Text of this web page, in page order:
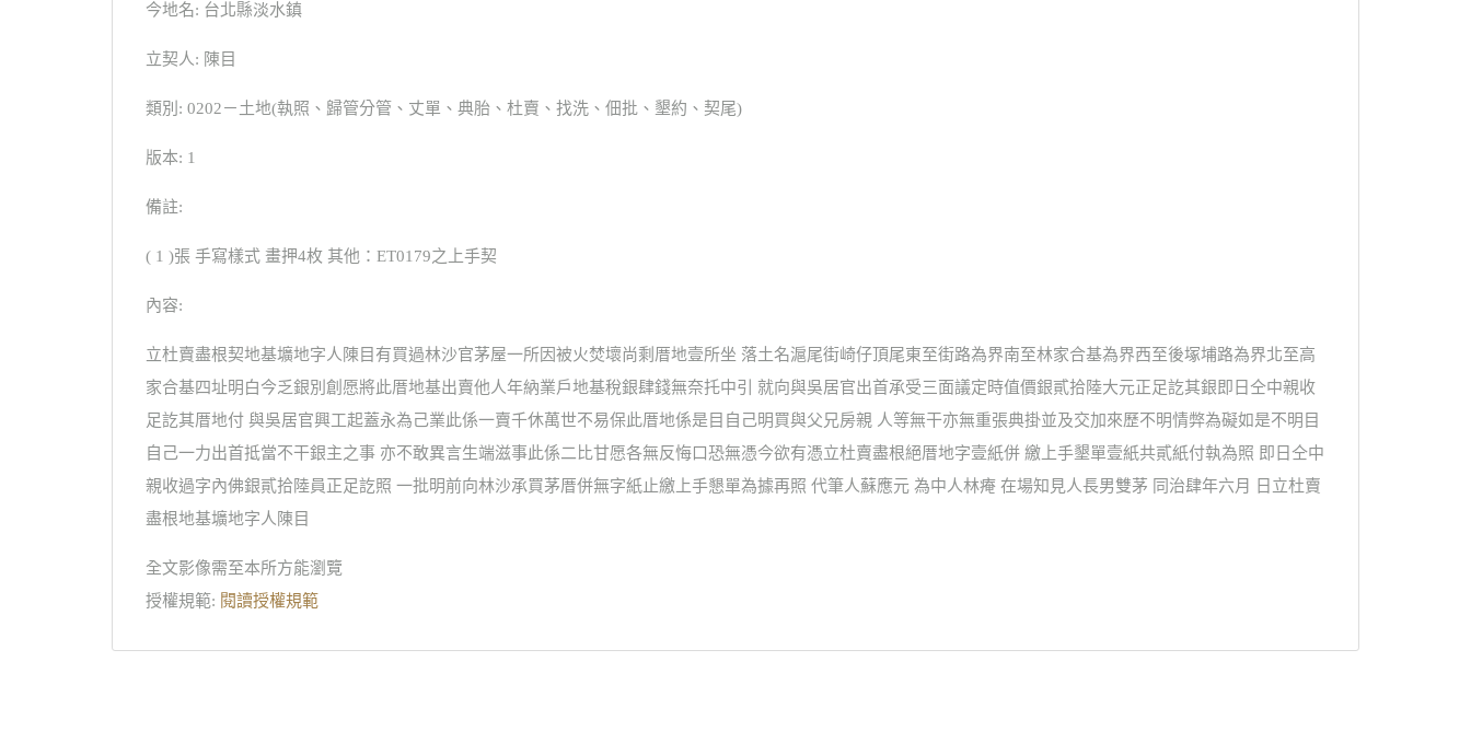
今地名: 台北縣淡水鎮
立契人: 陳目
類別: 0202－土地(執照、歸管分管、丈單、典胎、杜賣、找洗、佃批、墾約、契尾)
版本: 1
備註:
( 1 )張 手寫樣式 畫押4枚 其他：ET0179之上手契
內容:
立杜賣盡根契地基壙地字人陳目有買過林沙官茅屋一所因被火焚壞尚剩厝地壹所坐 落土名滬尾街崎仔頂尾東至街路為界南至林家合基為界西至後塚埔路為界北至高
家合基四址明白今乏銀別創愿將此厝地基出賣他人年納業戶地基稅銀肆錢無奈托中引 就向與吳居官出首承受三面議定時值價銀貳拾陸大元正足訖其銀即日仝中親收
足訖其厝地付 與吳居官興工起蓋永為己業此係一賣千休萬世不易保此厝地係是目自己明買與父兄房親 人等無干亦無重張典掛並及交加來歷不明情弊為礙如是不明目
自己一力出首抵當不干銀主之事 亦不敢異言生端滋事此係二比甘愿各無反悔口恐無憑今欲有憑立杜賣盡根絕厝地字壹紙併 繳上手墾單壹紙共貳紙付執為照 即日仝中
親收過字內佛銀貳拾陸員正足訖照 一批明前向林沙承買茅厝併無字紙止繳上手懇單為據再照 代筆人蘇應元 為中人林痷 在場知見人長男雙茅 同治肆年六月 日立杜賣
盡根地基壙地字人陳目
全文影像需至本所方能瀏覽
授權規範: 閱讀授權規範